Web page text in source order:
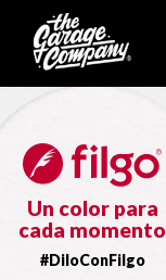
Un color para
cada momento
#DiloConFilgo